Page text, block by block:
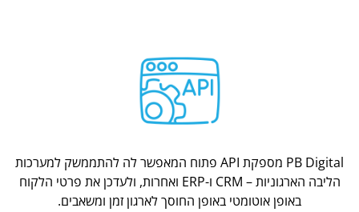
PB Digital מספקת API פתוח המאפשר לה להתממשק למערכות
הליבה הארגוניות – CRM ו-ERP ואחרות, ולעדכן את פרטי הלקוח
באופן אוטומטי באופן החוסך לארגון זמן ומשאבים.